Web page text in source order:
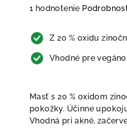
Priemerné hodnotenie
1 hodnotenie
Z 20 % oxidu
Vhodné pre
Masť s 20 % oxidom
pokožky. Účinne
Vhodná pri akné,